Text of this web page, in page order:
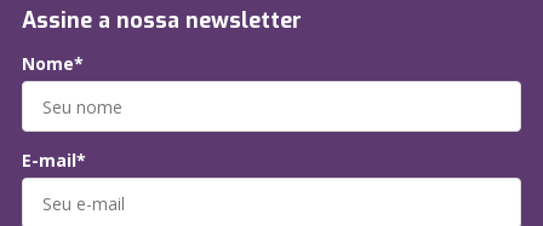
Assine a nossa newsletter
Nome*
E-mail*